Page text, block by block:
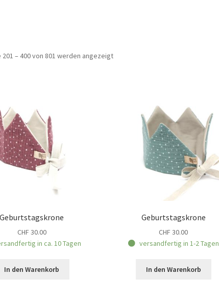
– 400 von 801 werden angezeigt
Geburtstagskrone
CHF 30.00
in ca. 10 Tagen
In den Warenkorb
Geburtstagskrone
CHF 30.00
versandfertig in 1-2 Tagen
In den Warenkorb